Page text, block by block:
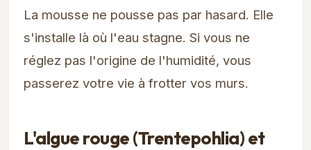
La mousse ne pousse pas par hasard. Elle
s'installe là où l'eau stagne. Si vous ne
réglez pas l'origine de l'humidité, vous
passerez votre vie à frotter vos murs.
L'algue rouge (Trentepohlia) et